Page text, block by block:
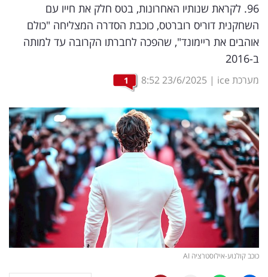
שיווק
ופרסום
משפט
ומחקרים
דעות
רכילות
עסקית
קריפטו
ויראלי
96. לקראת שנותיו האחרונות, בטס חלק את חייו עם
השחקנית דוריס רוברטס, כוכבת הסדרה המצליחה "כולם
אוהבים את ריימונד", שהפכה לחברתו הקרובה עד למותה
ב-2016
מערכת ice |
23/6/2025
8:52
1
כוכב קולנוע-אילוסטרציה AI